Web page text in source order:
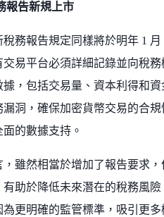
報告新規上市
務報告規定同樣將於明年 1 月
易平台必須詳細記錄並向稅務
，包括交易量、資本利得和資
洞，確保加密貨幣交易的合規
的數據支持。
雖然相當於增加了報告要求，
助於降低未來潛在的稅務風險
更明確的監管標準，吸引更多